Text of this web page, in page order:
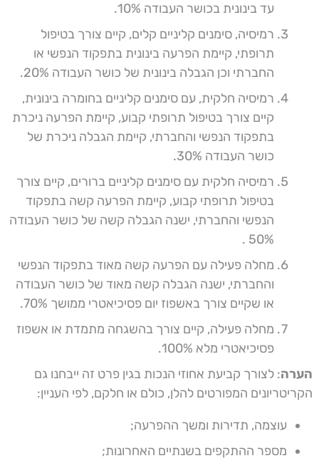
עד בינונית בכושר העבודה 10%.
רמיסיה, סימנים קליניים קלים, קיים צורך בטיפול
תרופתי, קיימת הפרעה בינונית בתפקוד הנפשי או
החברתי וכן הגבלה בינונית של כושר העבודה 20%.
רמיסיה חלקית, עם סימנים קליניים בחומרה בינונית,
קיים צורך בטיפול תרופתי קבוע, קיימת הפרעה ניכרת
בתפקוד הנפשי והחברתי, קיימת הגבלה ניכרת של
כושר העבודה 30%.
רמיסיה חלקית עם סימנים קליניים ברורים, קיים צורך
בטיפול תרופתי קבוע, קיימת הפרעה קשה בתפקוד
הנפשי והחברתי, ישנה הגבלה קשה של כושר העבודה
50% .
מחלה פעילה עם הפרעה קשה מאוד בתפקוד הנפשי
והחברתי, ישנה הגבלה קשה מאוד של כושר העבודה
או שקיים צורך באשפוז יום פסיכיאטרי ממושך 70%.
מחלה פעילה, קיים צורך בהשגחה מתמדת או אשפוז
פסיכיאטרי מלא 100%.
הערה: לצורך קביעת אחוזי הנכות בגין פרט זה ייבחנו גם
הקריטריונים המפורטים להלן, כולם או חלקם, לפי העניין:
עוצמה, תדירות ומשך ההפרעה;
מספר ההתקפים בשנתיים האחרונות;